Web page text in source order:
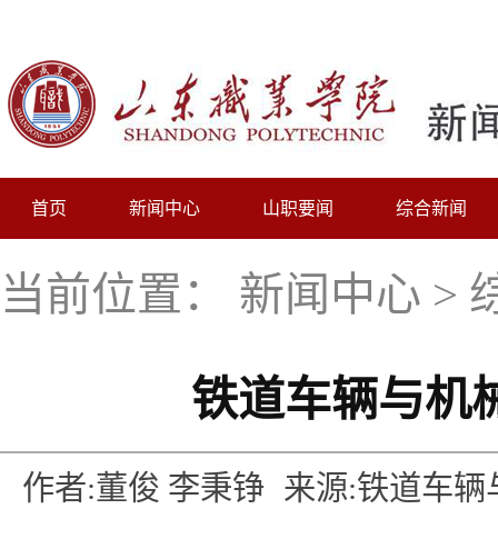
首页 新闻中心 山职要闻 综合新闻
当前位置： 新闻中心 >
铁道车辆与机
作者:董俊 李秉铮 来源:铁道车